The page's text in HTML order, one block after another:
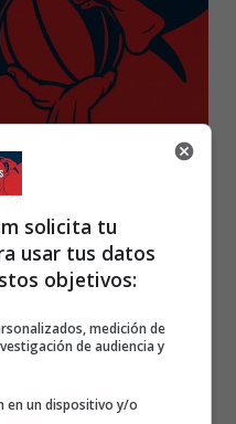
solicita tu
usar tus datos
objetivos:
medición de
de audiencia y
en un dispositivo y/o